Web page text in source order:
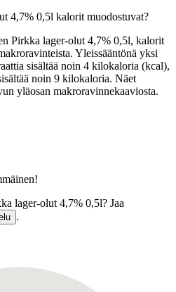
4,7% 0,5l kalorit muodostuvat?
Pirkka lager-olut 4,7% 0,5l, kalorit
Yleissääntönä yksi
sisältää noin 4 kilokaloria (kcal),
noin 9 kilokaloria. Näet
yläosan makroravinnekaaviosta.
lager-olut 4,7% 0,5l? Jaa
.